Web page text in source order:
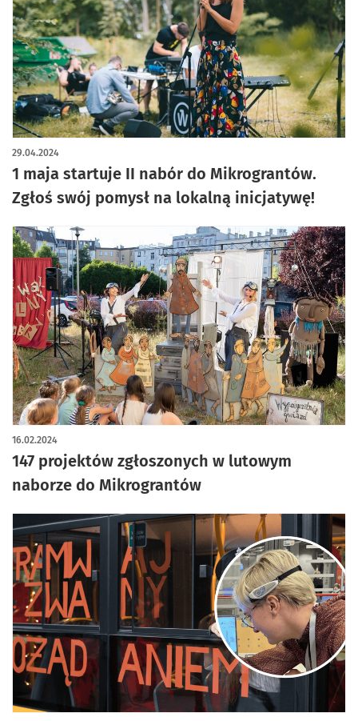
1 maja startuje II nabór do Mikrograntów.
Zgłoś swój pomysł na lokalną inicjatywę!
29.04.2024
147 projektów zgłoszonych w lutowym
naborze do Mikrograntów
16.02.2024